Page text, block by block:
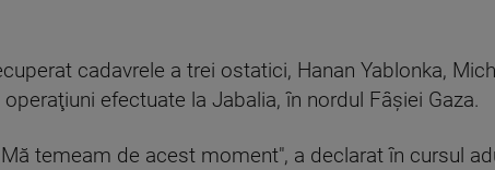
cadavrele a trei ostatici, Hanan Yablonka,
efectuate la Jabalia, în nordul Fâşiei Gaza.
temeam de acest moment", a declarat în cursul